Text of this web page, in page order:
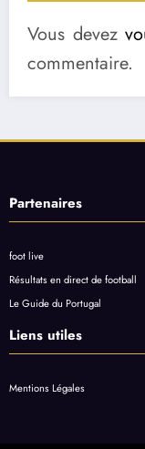
Vous devez
commentaire.
Partenaires
foot live
Résultats en direct de football
Le Guide du Portugal
Liens utiles
Mentions Légales